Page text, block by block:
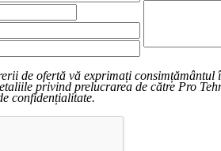
de ofertă vă exprimați
privind prelucrarea de către Pro
confidențialitate.